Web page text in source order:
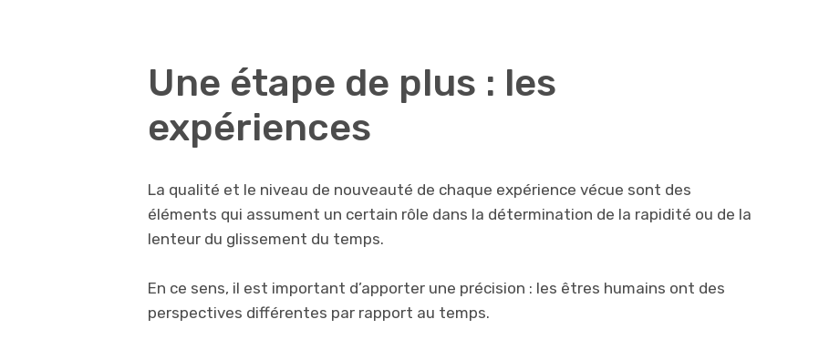
Une étape de plus : les
expériences
La qualité et le niveau de nouveauté de chaque expérience vécue sont des
éléments qui assument un certain rôle dans la détermination de la rapidité ou de la
lenteur du glissement du temps.
En ce sens, il est important d’apporter une précision : les êtres humains ont des
perspectives différentes par rapport au temps.